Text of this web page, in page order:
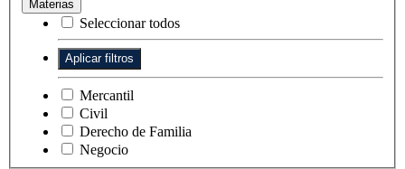
Materias
Seleccionar todos
Mercantil
Civil
Derecho de Familia
Negocio